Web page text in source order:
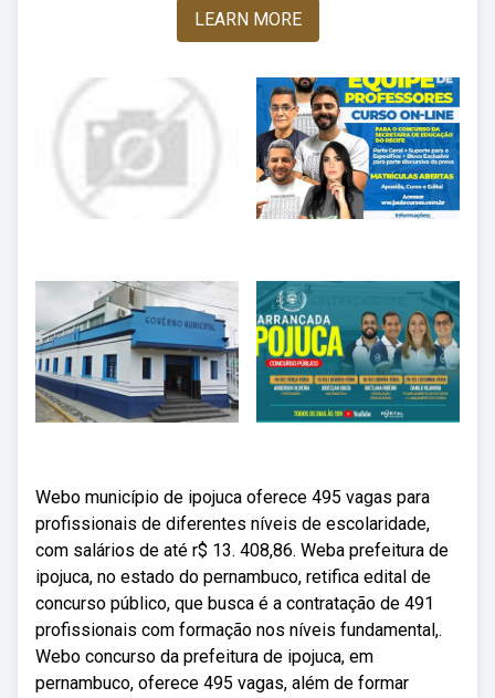
LEARN MORE
Webo município de ipojuca oferece 495 vagas para
profissionais de diferentes níveis de escolaridade,
com salários de até r$ 13. 408,86. Weba prefeitura de
ipojuca, no estado do pernambuco, retifica edital de
concurso público, que busca é a contratação de 491
profissionais com formação nos níveis fundamental,.
Webo concurso da prefeitura de ipojuca, em
pernambuco, oferece 495 vagas, além de formar